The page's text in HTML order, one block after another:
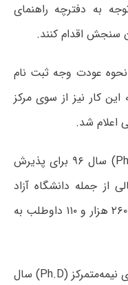
به دفترچه راهنمای
سنجش اقدام کنند.
نحوه عودت وجه ثبت نام
این کار نیز از سوی مرکز
اعلام شد.
سرانجام آزمون دکتری نیمه‌متمرکز (Ph.D) سال ۹۶ برای پذیرش
از جمله دانشگاه آزاد
جمعه ششم اسفند ماه ۱۳۹۵ با رقابت ۲۶۰ هزار و ۱۱۰ داوطلب به
آمار داوطلبان آزمون ورودی دوره دکتری نیمه‌متمرکز (Ph.D) سال